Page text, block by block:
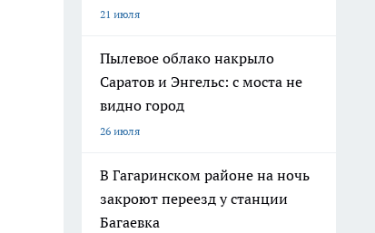
21 июля
Пылевое облако накрыло
Саратов и Энгельс: с моста не
видно город
26 июля
В Гагаринском районе на ночь
закроют переезд у станции
Багаевка